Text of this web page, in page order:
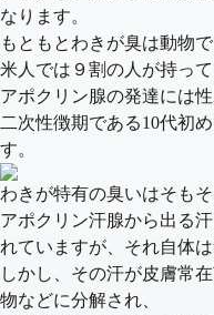
なります。
もともとわきが臭は動物
米人では９割の人が持っ
アポクリン腺の発達には
二次性徴期である10代初
す。
わきが特有の臭いはそも
アポクリン汗腺から出る
れていますが、それ自体は
しかし、その汗が皮膚常
物などに分解され、